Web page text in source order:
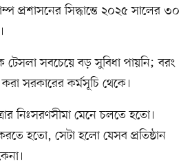
প্রশাসনের সিদ্ধান্তে ২০২৫ সালের ৩০
টেসলা সবচেয়ে বড় সুবিধা পায়নি; বরং
করা সরকারের কর্মসূচি থেকে।
নিঃসরণসীমা মেনে চলতে হতো।
হতো, সেটা হলো যেসব প্রতিষ্ঠান